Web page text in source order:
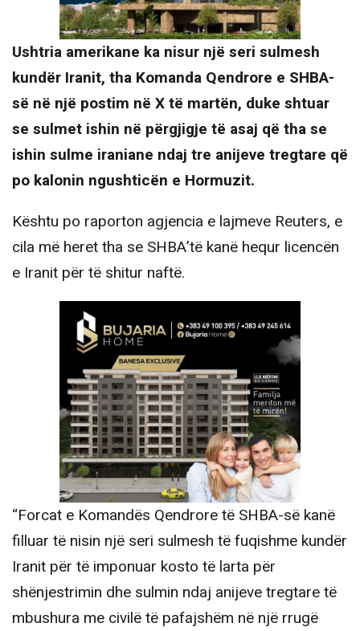
Ushtria amerikane ka nisur një seri sulmesh
kundër Iranit, tha Komanda Qendrore e SHBA-
së në një postim në X të martën, duke shtuar
se sulmet ishin në përgjigje të asaj që tha se
ishin sulme iraniane ndaj tre anijeve tregtare që
po kalonin ngushticën e Hormuzit.
Kështu po raporton agjencia e lajmeve Reuters, e
cila më heret tha se SHBA’të kanë hequr licencën
e Iranit për të shitur naftë.
“Forcat e Komandës Qendrore të SHBA-së kanë
filluar të nisin një seri sulmesh të fuqishme kundër
Iranit për të imponuar kosto të larta për
shënjestrimin dhe sulmin ndaj anijeve tregtare të
mbushura me civilë të pafajshëm në një rrugë